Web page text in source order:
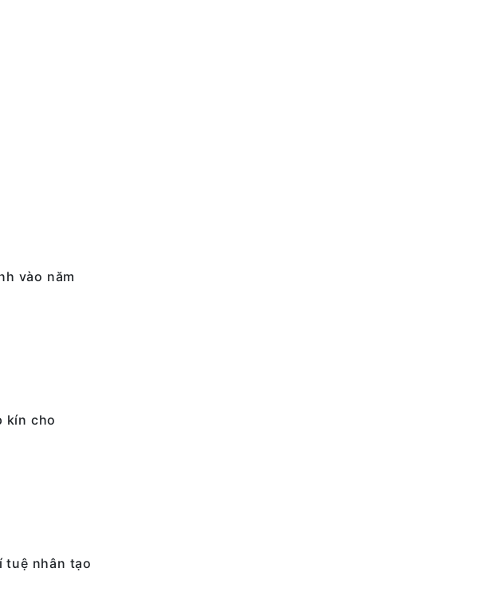
vào năm
kín cho
tuệ nhân tạo